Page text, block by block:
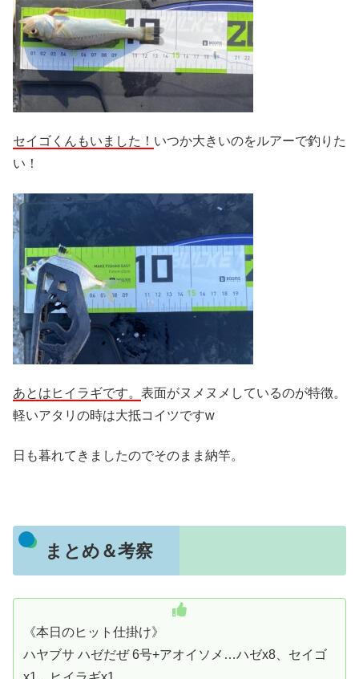
セイゴくんもいました！ いつか大きいのをルアーで釣りた
い！
あとはヒイラギです。 表面がヌメヌメしているのが特徴。
軽いアタリの時は大抵コイツですw
日も暮れてきましたのでそのまま納竿。
まとめ＆考察
《本日のヒット仕掛け》
ハヤブサ ハゼだぜ 6号+アオイソメ…ハゼx8、セイゴ